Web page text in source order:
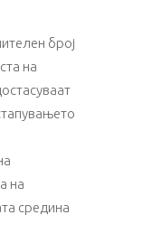
број
на
на
средина